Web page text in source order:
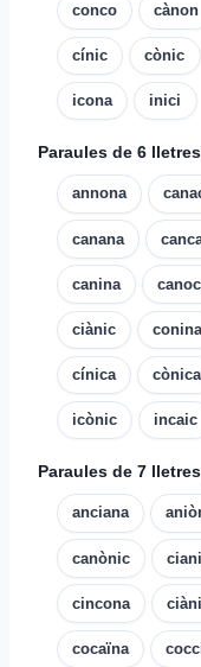
conco cànon
cínic cònic
icona inici
Paraules de 6 lletres
annona
canana
canina
ciànic conina
cínica cònica
icònic incaic
Paraules de 7 lletres
anciana
canònic
cincona
cocaïna